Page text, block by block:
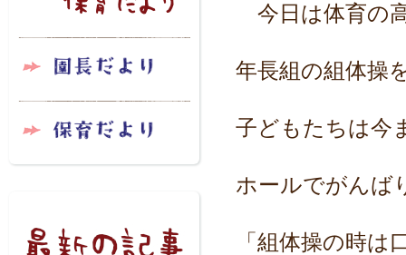
今日は体育の
年長組の組体操
子どもたちは今
ホールでがんば
「組体操の時